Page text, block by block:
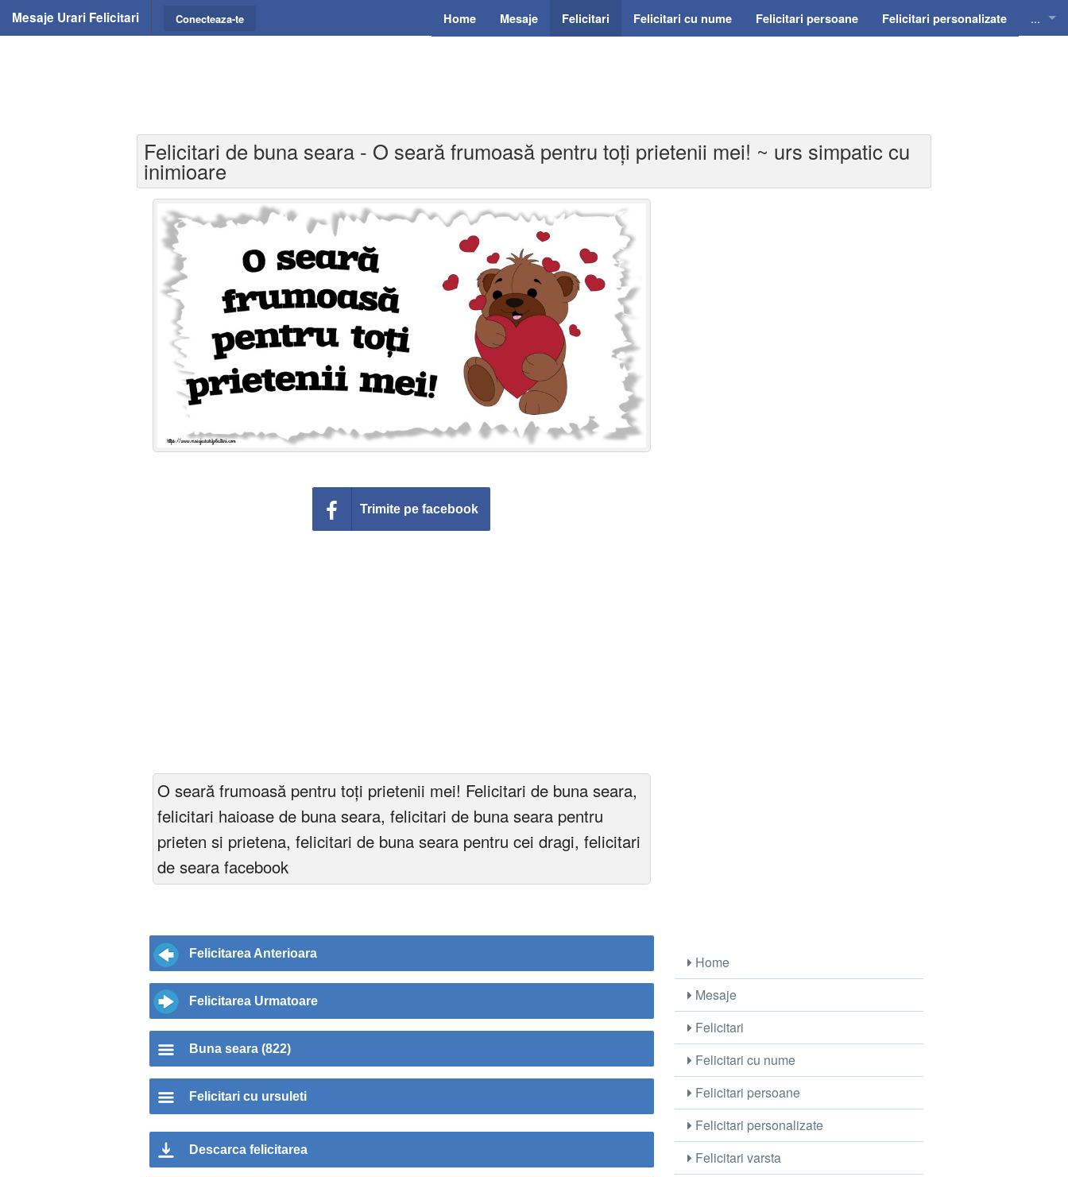
Mesaje Urari Felicitari Home Mesaje Felicitari Felicitari cu nume Felicitari persoane Felicitari personalizate ...
Conecteaza-te
Felicitari de buna seara - O seară frumoasă pentru toți prietenii mei! ~ urs simpatic cu
inimioare
Trimite pe facebook
O seară frumoasă pentru toți prietenii mei! Felicitari de buna seara,
felicitari haioase de buna seara, felicitari de buna seara pentru
prieten si prietena, felicitari de buna seara pentru cei dragi, felicitari
de seara facebook
Felicitarea Anterioara
Felicitarea Urmatoare
Buna seara (822)
Felicitari cu ursuleti
Descarca felicitarea
Home
Mesaje
Felicitari
Felicitari cu nume
Felicitari persoane
Felicitari personalizate
Felicitari varsta